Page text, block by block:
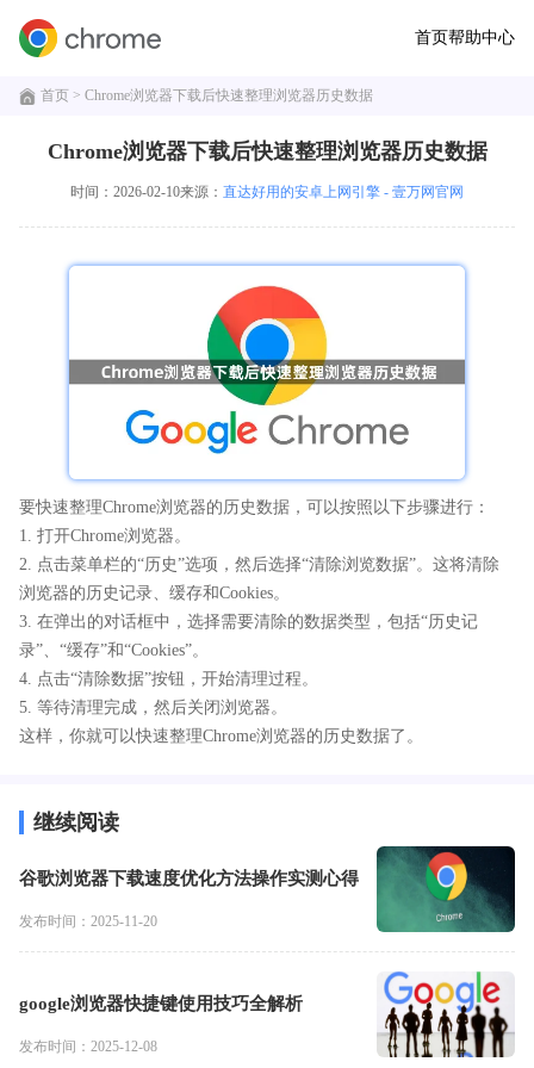
首页帮助中心
首页 > Chrome浏览器下载后快速整理浏览器历史数据
Chrome浏览器下载后快速整理浏览器历史数据
时间：2026-02-10来源： 直达好用的安卓上网引擎 - 壹万网官网
要快速整理Chrome浏览器的历史数据，可以按照以下步骤进行：
1. 打开Chrome浏览器。
2. 点击菜单栏的“历史”选项，然后选择“清除浏览数据”。这将清除
浏览器的历史记录、缓存和Cookies。
3. 在弹出的对话框中，选择需要清除的数据类型，包括“历史记
录”、“缓存”和“Cookies”。
4. 点击“清除数据”按钮，开始清理过程。
5. 等待清理完成，然后关闭浏览器。
这样，你就可以快速整理Chrome浏览器的历史数据了。
继续阅读
谷歌浏览器下载速度优化方法操作实测心得
发布时间：2025-11-20
google浏览器快捷键使用技巧全解析
发布时间：2025-12-08